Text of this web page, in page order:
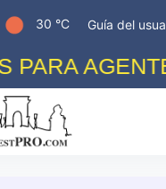
30 °C Guía del